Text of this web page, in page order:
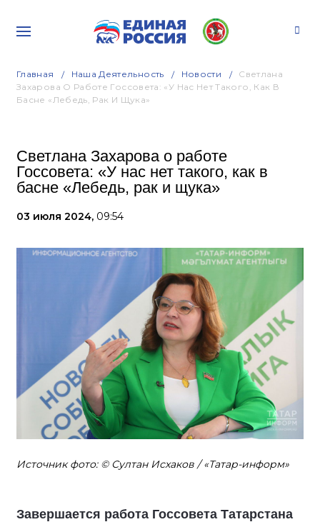
Главная Наша Деятельность Новости
Светлана
Захарова О Работе Госсовета: «У Нас Нет Такого, Как В
Басне «Лебедь, Рак И Щука»
Светлана Захарова о работе
Госсовета: «У нас нет такого, как в
басне «Лебедь, рак и щука»
03 июля 2024, 09:54
Источник фото: © Султан Исхаков / «Татар-информ»
Завершается работа Госсовета Татарстана